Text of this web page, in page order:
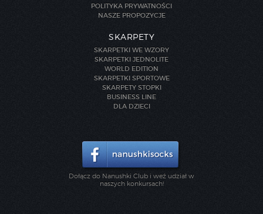
POLITYKA PRYWATNOŚCI
NASZE PROPOZYCJE
SKARPETY
SKARPETKI WE WZORY
SKARPETKI JEDNOLITE
WORLD EDITION
SKARPETKI SPORTOWE
SKARPETY STOPKI
BUSINESS LINE
DLA DZIECI
Dołącz do Nanushki Club i weź udział w
naszych konkursach!